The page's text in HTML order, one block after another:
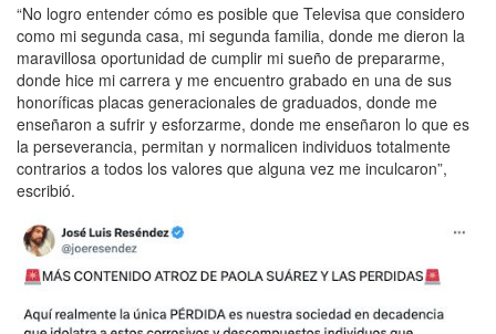
“No logro entender cómo es posible que Televisa que considero
como mi segunda casa, mi segunda familia, donde me dieron la
maravillosa oportunidad de cumplir mi sueño de prepararme,
donde hice mi carrera y me encuentro grabado en una de sus
honoríficas placas generacionales de graduados, donde me
enseñaron a sufrir y esforzarme, donde me enseñaron lo que es
la perseverancia, permitan y normalicen individuos totalmente
contrarios a todos los valores que alguna vez me inculcaron”,
escribió.